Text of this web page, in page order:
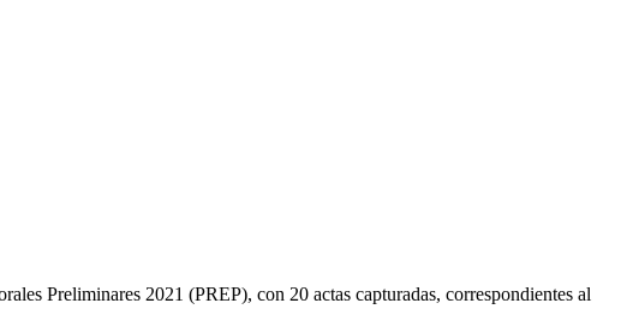
Preliminares 2021 (PREP), con 20 actas capturadas, correspondientes al